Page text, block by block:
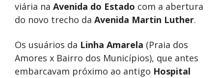
viária na Avenida do Estado com a abertura
do novo trecho da Avenida Martin Luther.
Os usuários da Linha Amarela (Praia dos
Amores x Bairro dos Municípios), que antes
embarcavam próximo ao antigo Hospital